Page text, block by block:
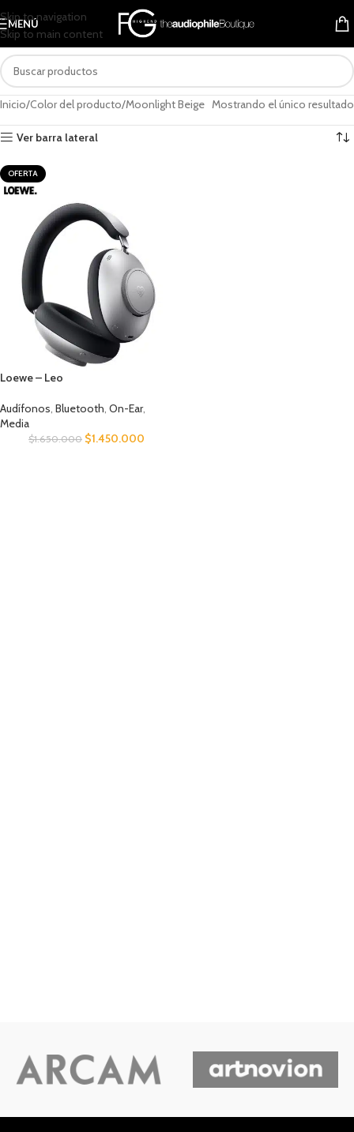
Skip to navigation
Skip to main content
MENÚ
Inicio Color del producto Moonlight Beige Mostrando el único resultado
Ver barra lateral
OFERTA
Loewe – Leo
Audífonos, Bluetooth, On-Ear,
Media
$1.650.000 $1.450.000